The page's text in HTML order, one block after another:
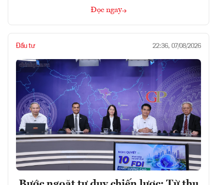
Đọc ngay
Đầu tư 22:36, 07/08/2026